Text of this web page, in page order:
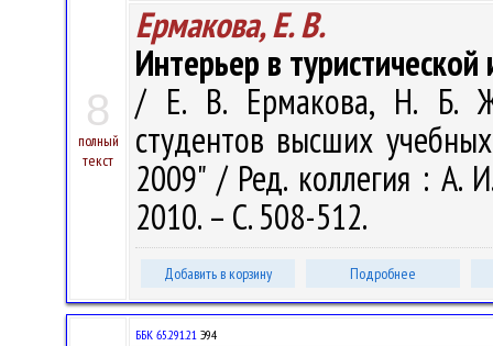
8
полный
текст
Ермакова, Е. В.
Интерьер в туристической
/ Е. В. Ермакова, Н. Б.
студентов высших
2009" / Ред. коллегия : А.
2010. – С. 508-512.
Добавить в корзину Подробнее
ББК 65.291.21 Э94